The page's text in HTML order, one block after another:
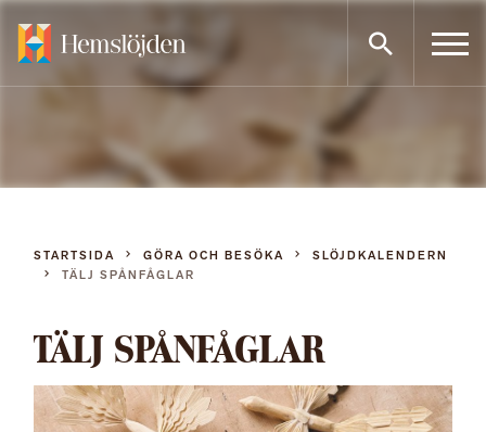
innehållet
STARTSIDA GÖRA OCH BESÖKA
SLÖJDKALENDERN
TÄLJ SPÅNFÅGLAR
TÄLJ SPÅNFÅGLAR